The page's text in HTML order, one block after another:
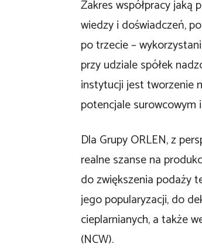
Zakres współpracy jaką
wiedzy i doświadczeń,
po trzecie –
przy udziale spółek
instytucji jest tworzenie
potencjale surowcowym
Dla Grupy ORLEN, z
realne szanse na
do zwiększenia podaży
jego popularyzacji, do
cieplarnianych, a także
(NCW).